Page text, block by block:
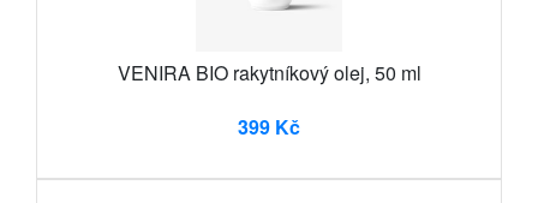
VENIRA BIO rakytníkový olej, 50 ml
399 Kč